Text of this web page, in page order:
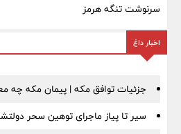
سرنوشت تنگه هرمز
اخبار داغ
جزئیات توافق مکه | پیمان مکه چه
سیر تا پیاز ماجرای توهین سحر